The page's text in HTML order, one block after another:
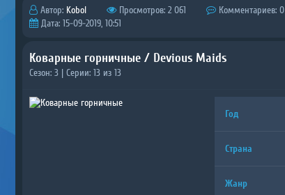
Автор: Kobol Просмотров: 2 061 Комментариев: 0
Дата: 15-09-2019, 10:51
Коварные горничные / Devious Maids
Сезон: 3 | Серии: 13 из 13
Год
Страна
Жанр